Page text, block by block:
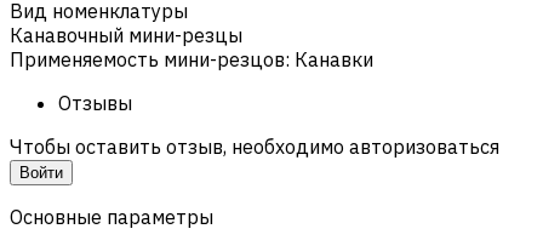
Вид номенклатуры
Канавочный мини-резцы
Применяемость мини-резцов: Канавки
Отзывы
Чтобы оставить отзыв, необходимо авторизоваться
Войти
Основные параметры